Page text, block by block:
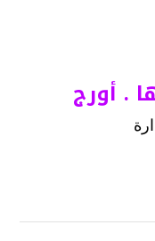
. أورج